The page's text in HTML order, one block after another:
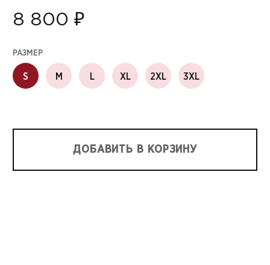
8 800 ₽
РАЗМЕР
S M L XL 2XL 3XL
ДОБАВИТЬ В КОРЗИНУ